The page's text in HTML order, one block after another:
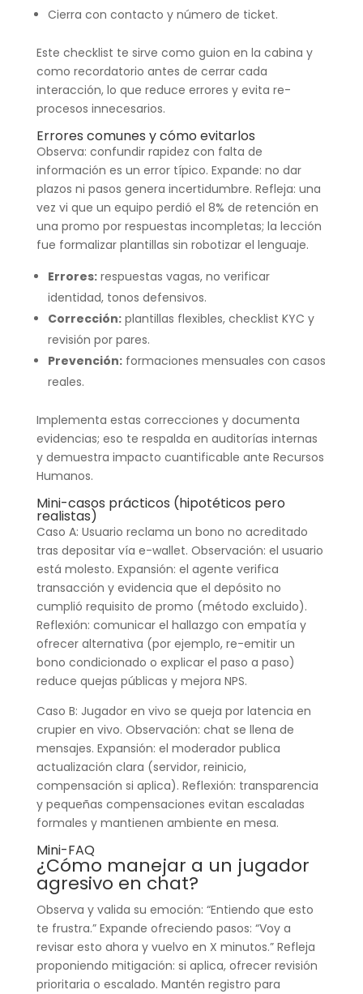
Cierra con contacto y número de ticket.
Este checklist te sirve como guion en la cabina y
como recordatorio antes de cerrar cada
interacción, lo que reduce errores y evita re-
procesos innecesarios.
Errores comunes y cómo evitarlos
Observa: confundir rapidez con falta de
información es un error típico. Expande: no dar
plazos ni pasos genera incertidumbre. Refleja: una
vez vi que un equipo perdió el 8% de retención en
una promo por respuestas incompletas; la lección
fue formalizar plantillas sin robotizar el lenguaje.
Errores:respuestas vagas, no verificar
identidad, tonos defensivos.
Corrección:plantillas flexibles, checklist KYC y
revisión por pares.
Prevención:formaciones mensuales con casos
reales.
Implementa estas correcciones y documenta
evidencias; eso te respalda en auditorías internas
y demuestra impacto cuantificable ante Recursos
Humanos.
Mini-casos prácticos (hipotéticos pero
realistas)
Caso A: Usuario reclama un bono no acreditado
tras depositar vía e-wallet. Observación: el usuario
está molesto. Expansión: el agente verifica
transacción y evidencia que el depósito no
cumplió requisito de promo (método excluido).
Reflexión: comunicar el hallazgo con empatía y
ofrecer alternativa (por ejemplo, re-emitir un
bono condicionado o explicar el paso a paso)
reduce quejas públicas y mejora NPS.
Caso B: Jugador en vivo se queja por latencia en
crupier en vivo. Observación: chat se llena de
mensajes. Expansión: el moderador publica
actualización clara (servidor, reinicio,
compensación si aplica). Reflexión: transparencia
y pequeñas compensaciones evitan escaladas
formales y mantienen ambiente en mesa.
Mini-FAQ
¿Cómo manejar a un jugador
agresivo en chat?
Observa y valida su emoción: “Entiendo que esto
te frustra.” Expande ofreciendo pasos: “Voy a
revisar esto ahora y vuelvo en X minutos.” Refleja
proponiendo mitigación: si aplica, ofrecer revisión
prioritaria o escalado. Mantén registro para